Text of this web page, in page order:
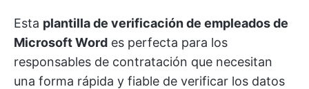
Esta plantilla de verificación de empleados de
Microsoft Word es perfecta para los
responsables de contratación que necesitan
una forma rápida y fiable de verificar los datos